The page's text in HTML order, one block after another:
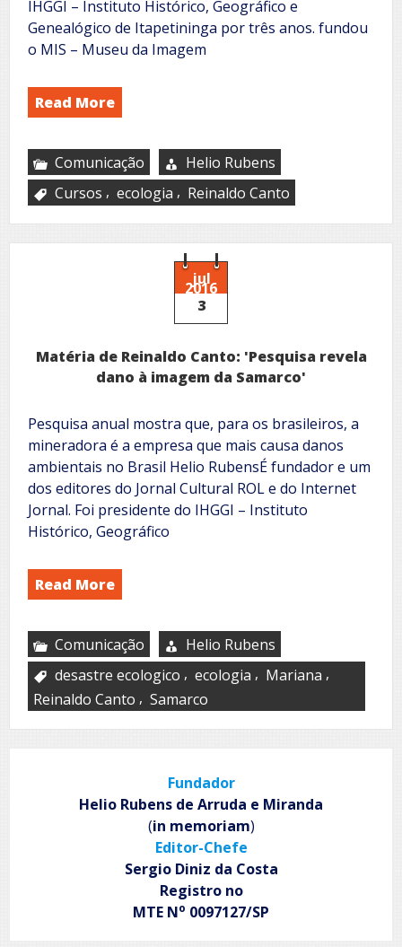
IHGGI – Instituto Histórico, Geográfico e
Genealógico de Itapetininga por três anos. fundou
o MIS – Museu da Imagem
Read More
Comunicação
Helio Rubens
Cursos , ecologia , Reinaldo Canto
jul
2016
3
Matéria de Reinaldo Canto: 'Pesquisa revela
dano à imagem da Samarco'
Pesquisa anual mostra que, para os brasileiros, a
mineradora é a empresa que mais causa danos
ambientais no Brasil Helio RubensÉ fundador e um
dos editores do Jornal Cultural ROL e do Internet
Jornal. Foi presidente do IHGGI – Instituto
Histórico, Geográfico
Read More
Comunicação
Helio Rubens
desastre ecologico , ecologia , Mariana ,
Reinaldo Canto , Samarco
Fundador
Helio Rubens de Arruda e Miranda
(in memoriam)
Editor-Chefe
Sergio Diniz da Costa
Registro no
MTE No 0097127/SP